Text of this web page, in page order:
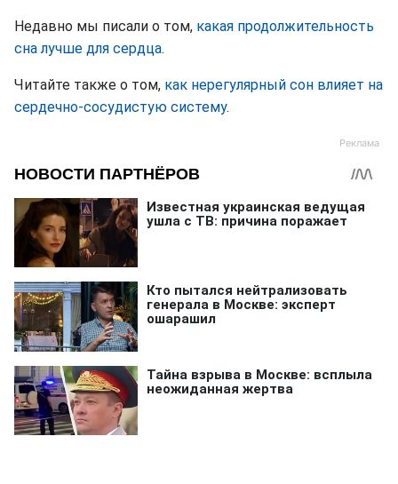
Недавно мы писали о том, какая продолжительность
сна лучше для сердца.
Читайте также о том, как нерегулярный сон влияет на
сердечно-сосудистую систему.